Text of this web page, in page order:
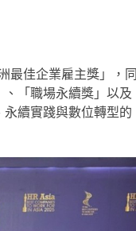
最佳企業雇主獎」，同
「職場永續獎」以及
續實踐與數位轉型的